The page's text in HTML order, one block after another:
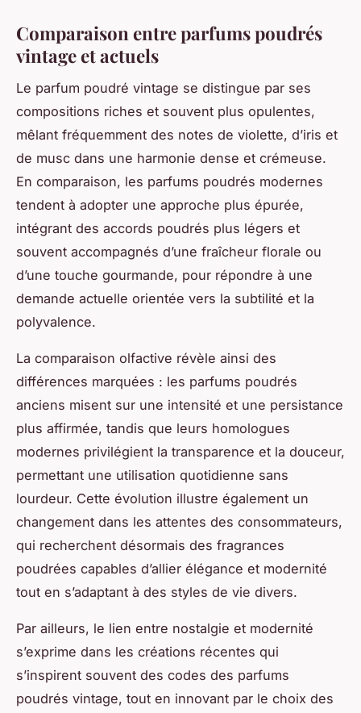
Comparaison entre parfums poudrés
vintage et actuels
Le parfum poudré vintage se distingue par ses
compositions riches et souvent plus opulentes,
mêlant fréquemment des notes de violette, d’iris et
de musc dans une harmonie dense et crémeuse.
En comparaison, les parfums poudrés modernes
tendent à adopter une approche plus épurée,
intégrant des accords poudrés plus légers et
souvent accompagnés d’une fraîcheur florale ou
d’une touche gourmande, pour répondre à une
demande actuelle orientée vers la subtilité et la
polyvalence.
La comparaison olfactive révèle ainsi des
différences marquées : les parfums poudrés
anciens misent sur une intensité et une persistance
plus affirmée, tandis que leurs homologues
modernes privilégient la transparence et la douceur,
permettant une utilisation quotidienne sans
lourdeur. Cette évolution illustre également un
changement dans les attentes des consommateurs,
qui recherchent désormais des fragrances
poudrées capables d’allier élégance et modernité
tout en s’adaptant à des styles de vie divers.
Par ailleurs, le lien entre nostalgie et modernité
s’exprime dans les créations récentes qui
s’inspirent souvent des codes des parfums
poudrés vintage, tout en innovant par le choix des